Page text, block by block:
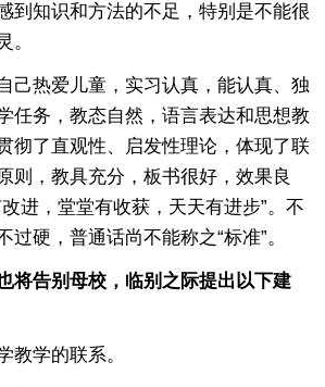
知识和方法的不足，特别是不能很
。
热爱儿童，实习认真，能认真、独
任务，教态自然，语言表达和思想教
彻了直观性、启发性理论，体现了联
则，教具充分，板书很好，效果良
进，堂堂有收获，天天有进步”。不
过硬，普通话尚不能称之“标准”。
将告别母校，临别之际提出以下建
学的联系。